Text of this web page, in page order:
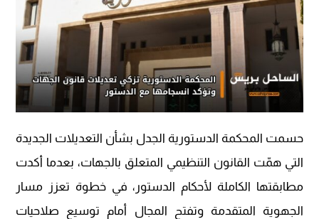
حسمت المحكمة الدستورية الجدل بشأن التعديلات الجديدة
التي همّت القانون التنظيمي المتعلق بالجهات، بعدما أكدت
مطابقتها الكاملة لأحكام الدستور، في خطوة تعزز مسار
الجهوية المتقدمة وتفتح المجال أمام توسيع صلاحيات